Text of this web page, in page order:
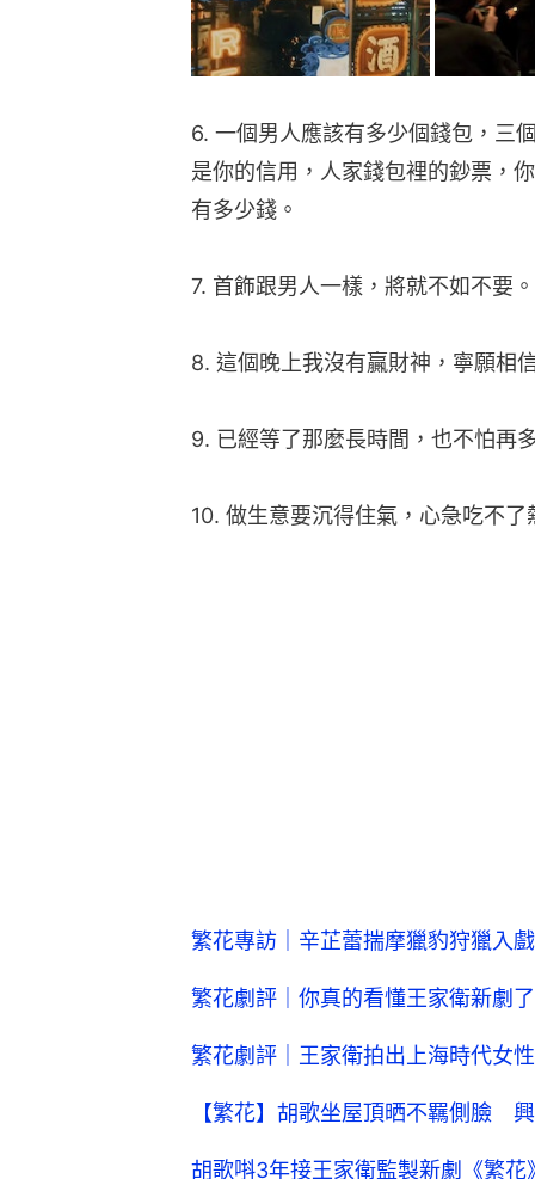
6. 一個男人應該有多少個錢包，三
是你的信用，人家錢包裡的鈔票，
有多少錢。
7. 首飾跟男人一樣，將就不如不要。
8. 這個晚上我沒有贏財神，寧願相
9. 已經等了那麼長時間，也不怕再
10. 做生意要沉得住氣，心急吃不
繁花專訪｜辛芷蕾揣摩獵豹狩獵入
繁花劇評｜你真的看懂王家衛新劇
繁花劇評｜王家衛拍出上海時代女
【繁花】胡歌坐屋頂晒不羈側臉
胡歌唞3年接王家衛監製新劇《繁